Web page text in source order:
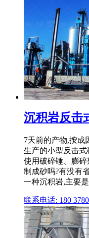
沉积岩反击
7天前的产物,按成
生产的小型反击
使用破碎锤、膨
制成砂吗?有没有
一种沉积岩,主要
联系电话: 180 3780